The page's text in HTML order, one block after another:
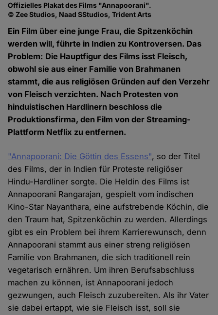
Offizielles Plakat des Films "Annapoorani".
© Zee Studios, Naad SStudios, Trident Arts
Ein Film über eine junge Frau, die Spitzenköchin
werden will, führte in Indien zu Kontroversen. Das
Problem: Die Hauptfigur des Films isst Fleisch,
obwohl sie aus einer Familie von Brahmanen
stammt, die aus religiösen Gründen auf den Verzehr
von Fleisch verzichten. Nach Protesten von
hinduistischen Hardlinern beschloss die
Produktionsfirma, den Film von der Streaming-
Plattform Netflix zu entfernen.
"Annapoorani: Die Göttin des Essens", so der Titel
des Films, der in Indien für Proteste religiöser
Hindu-Hardliner sorgte. Die Heldin des Films ist
Annapoorani Rangarajan, gespielt vom indischen
Kino-Star Nayanthara, eine aufstrebende Köchin, die
den Traum hat, Spitzenköchin zu werden. Allerdings
gibt es ein Problem bei ihrem Karrierewunsch, denn
Annapoorani stammt aus einer streng religiösen
Familie von Brahmanen, die sich traditionell rein
vegetarisch ernähren. Um ihren Berufsabschluss
machen zu können, ist Annapoorani jedoch
gezwungen, auch Fleisch zuzubereiten. Als ihr Vater
sie dabei ertappt, wie sie Fleisch isst, soll sie